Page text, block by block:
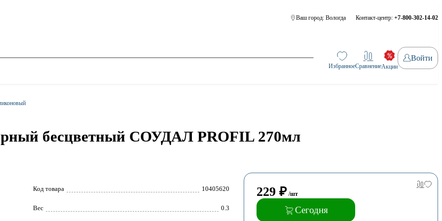
Ваш город: Вологда Контакт-центр: +7-800-302-14-02
ИзбранноеСравнениеАкции
Войти
бесцветный СОУДАЛ PROFIL 270мл
Код товара 10405620
Вес 0.3
229 ₽ /шт
Сегодня